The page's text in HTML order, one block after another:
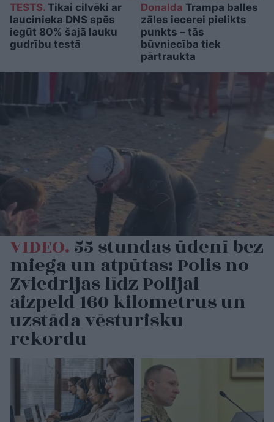
TESTS. Tikai cilvēki ar
laucinieka DNS spēs
iegūt 80% šajā lauku
gudrību testā
Donalda Trampa balles
zāles iecerei pielikts
punkts – tās
būvniecība tiek
pārtraukta
VIDEO.55 stundas ūdenī bez
miega un atpūtas: Polis no
Zviedrijas līdz Polijai
aizpeld 160 kilometrus un
uzstāda vēsturisku
rekordu